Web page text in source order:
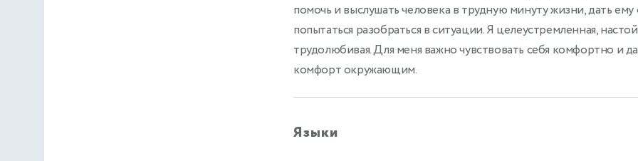
помочь и выслушать человека в трудную минуту жизни, дать ему
попытаться разобраться в ситуации. Я целеустремленная,
трудолюбивая. Для меня важно чувствовать себя комфортно и
комфорт окружающим.
Языки